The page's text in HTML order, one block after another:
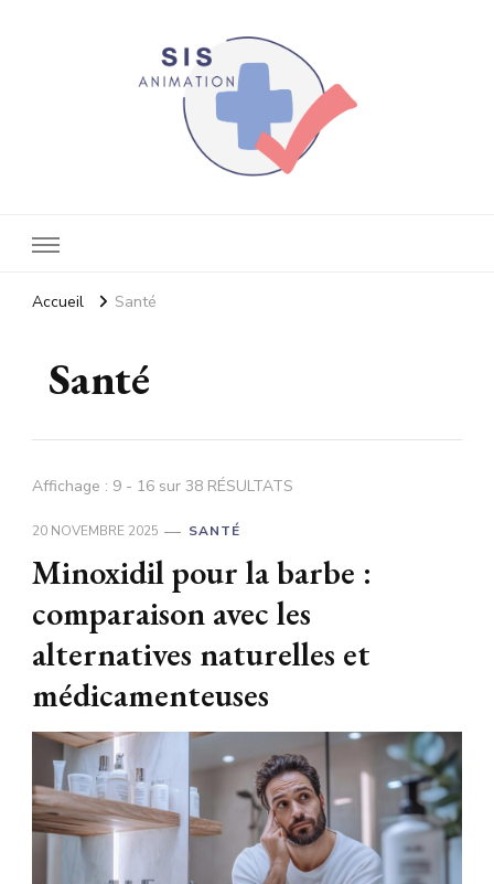
Accueil Santé
Santé
Affichage : 9 - 16 sur 38 RÉSULTATS
20 NOVEMBRE 2025 SANTÉ
Minoxidil pour la barbe :
comparaison avec les
alternatives naturelles et
médicamenteuses